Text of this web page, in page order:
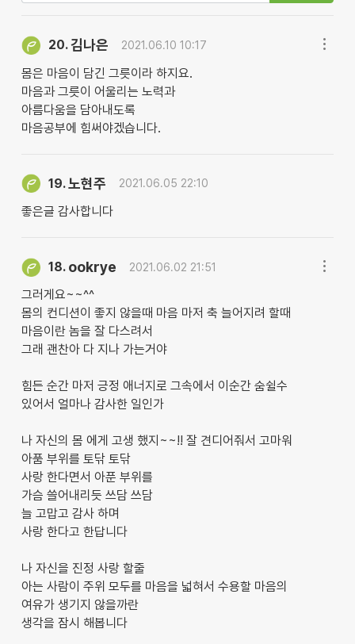
20.김나은 2021.06.10 10:17
몸은 마음이 담긴 그릇이라 하지요.
마음과 그릇이 어울리는 노력과
아름다움을 담아내도록
마음공부에 힘써야겠습니다.
19.노현주 2021.06.05 22:10
좋은글 감사합니다
18. ookrye 2021.06.02 21:51
그러게요~~^^
몸의 컨디션이 좋지 않을때 마음 마저 축 늘어지려 할때
마음이란 놈을 잘 다스려서
그래 괜찬아 다 지나 가는거야
힘든 순간 마저 긍정 애너지로 그속에서 이순간 숨쉴수
있어서 얼마나 감사한 일인가
나 자신의 몸 에게 고생 했지~~!! 잘 견디어줘서 고마워
아품 부위를 토닦 토닦
사랑 한다면서 아푼 부위를
가슴 쓸어내리듯 쓰담 쓰담
늘 고맙고 감사 하며
사랑 한다고 한답니다
나 자신을 진정 사랑 할줄
아는 사람이 주위 모두를 마음을 넓혀서 수용할 마음의
여유가 생기지 않을까란
생각을 잠시 해봅니다